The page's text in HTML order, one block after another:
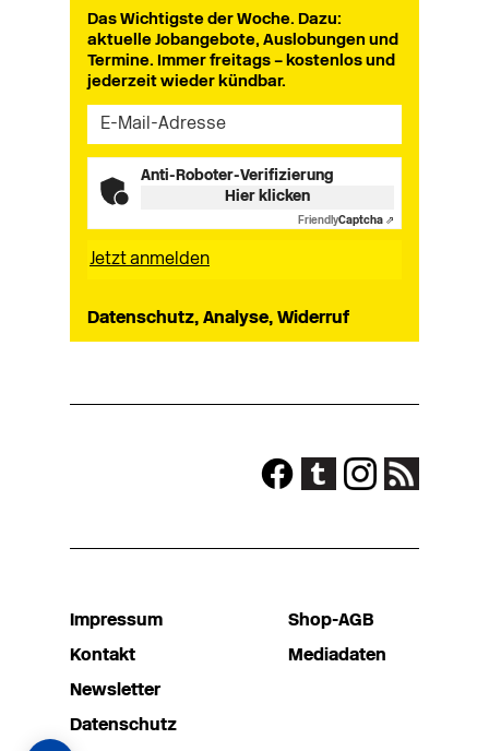
Das Wichtigste der Woche. Dazu:
aktuelle Jobangebote, Auslobungen und
Termine. Immer freitags – kostenlos und
jederzeit wieder kündbar.
Anti-Roboter-Verifizierung
Hier klicken
FriendlyCaptcha ⇗
Datenschutz, Analyse, Widerruf
Impressum
Kontakt
Newsletter
Datenschutz
Shop-AGB
Mediadaten